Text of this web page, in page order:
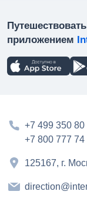
приложением
+7 499 350 80
+7 800 777 74
125167, г.